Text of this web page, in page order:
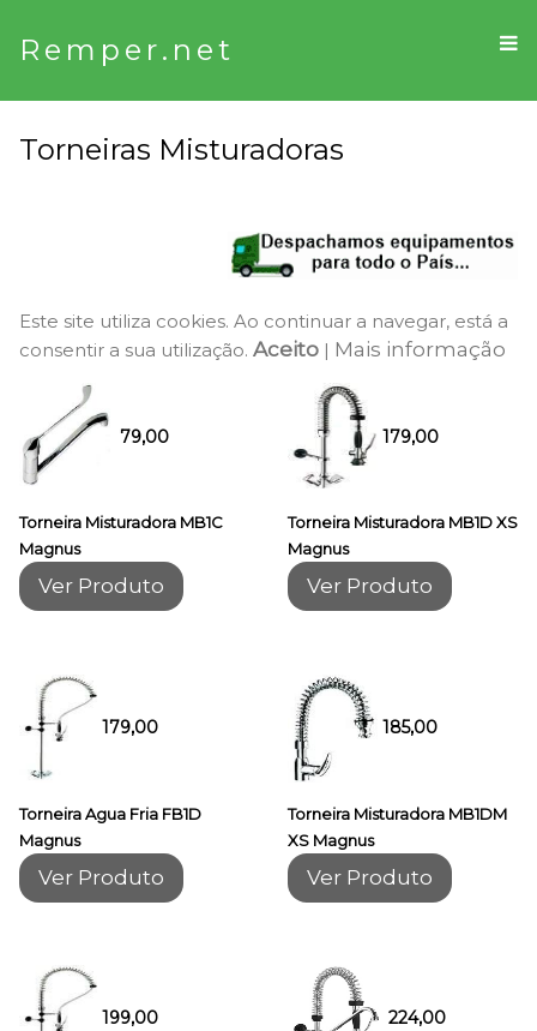
Remper.net
Torneiras Misturadoras
Este site utiliza cookies. Ao continuar a navegar, está a
consentir a sua utilização. Aceito | Mais informação
79,00
Torneira Misturadora MB1C
Magnus
Ver Produto
179,00
Torneira Misturadora MB1D XS
Magnus
Ver Produto
179,00
Torneira Agua Fria FB1D
Magnus
Ver Produto
185,00
Torneira Misturadora MB1DM
XS Magnus
Ver Produto
199,00 224,00